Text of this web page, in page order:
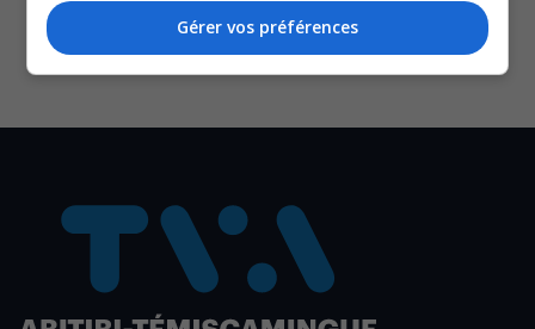
CULTURE ET NOTRE ÉCONOMIE
Gérer vos préférences